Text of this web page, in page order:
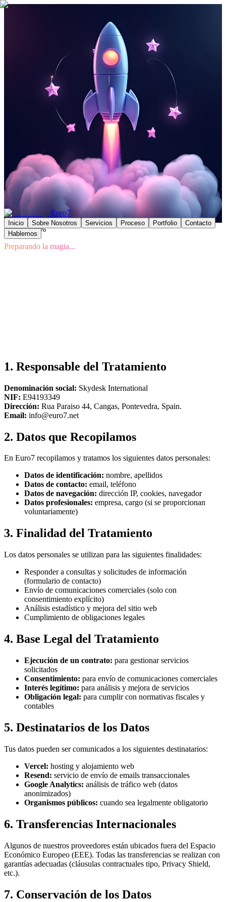
Cargando0%
Preparando la magia...
Euro7
Inicio Sobre Nosotros Servicios Proceso Portfolio
Contacto
Hablemos
Última actualización:
1. Responsable del Tratamiento
Denominación social: Skydesk International
NIF: E94193349
Dirección: Rua Paraiso 44, Cangas, Pontevedra, Spain.
Email: info@euro7.net
2. Datos que Recopilamos
En Euro7 recopilamos y tratamos los siguientes datos personales:
Datos de identificación: nombre, apellidos
Datos de contacto: email, teléfono
Datos de navegación: dirección IP, cookies, navegador
Datos profesionales: empresa, cargo (si se proporcionan
voluntariamente)
3. Finalidad del Tratamiento
Los datos personales se utilizan para las siguientes finalidades:
Responder a consultas y solicitudes de información
(formulario de contacto)
Envío de comunicaciones comerciales (solo con
consentimiento explícito)
Análisis estadístico y mejora del sitio web
Cumplimiento de obligaciones legales
4. Base Legal del Tratamiento
Ejecución de un contrato: para gestionar servicios
solicitados
Consentimiento: para envío de comunicaciones comerciales
Interés legítimo: para análisis y mejora de servicios
Obligación legal: para cumplir con normativas fiscales y
contables
5. Destinatarios de los Datos
Tus datos pueden ser comunicados a los siguientes destinatarios:
Vercel: hosting y alojamiento web
Resend: servicio de envío de emails transaccionales
Google Analytics: análisis de tráfico web (datos
anonimizados)
Organismos públicos: cuando sea legalmente obligatorio
6. Transferencias Internacionales
Algunos de nuestros proveedores están ubicados fuera del Espacio
Económico Europeo (EEE). Todas las transferencias se realizan con
garantías adecuadas (cláusulas contractuales tipo, Privacy Shield,
etc.).
7. Conservación de los Datos